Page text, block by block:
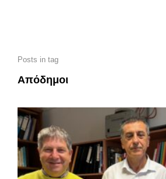
Posts in tag
Απόδημοι